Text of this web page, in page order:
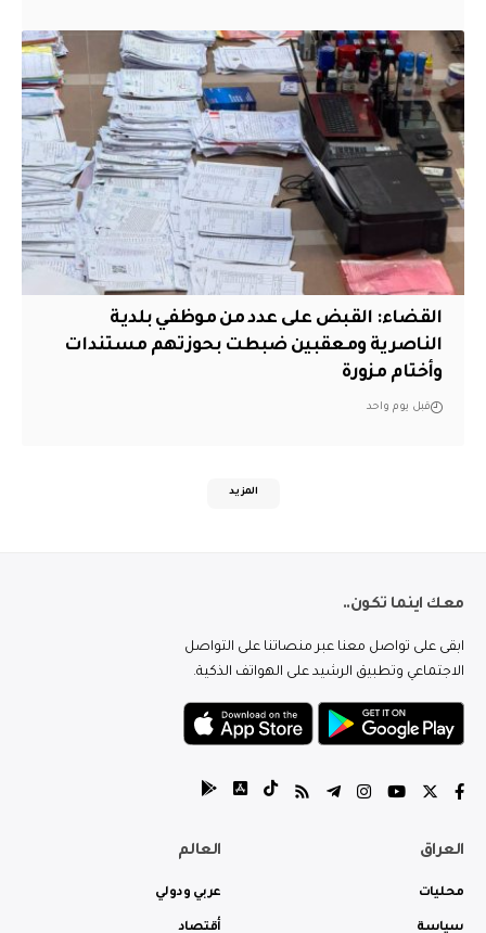
القضاء: القبض على عدد من موظفي بلدية
الناصرية ومعقبين ضبطت بحوزتهم مستندات
وأختام مزورة
قبل يوم واحد
المزيد
معك اينما تكون..
ابقى على تواصل معنا عبر منصاتنا على التواصل
الاجتماعي وتطبيق الرشيد على الهواتف الذكية.
العراق
محليات
سياسة
العالم
عربي ودولي
أقتصاد